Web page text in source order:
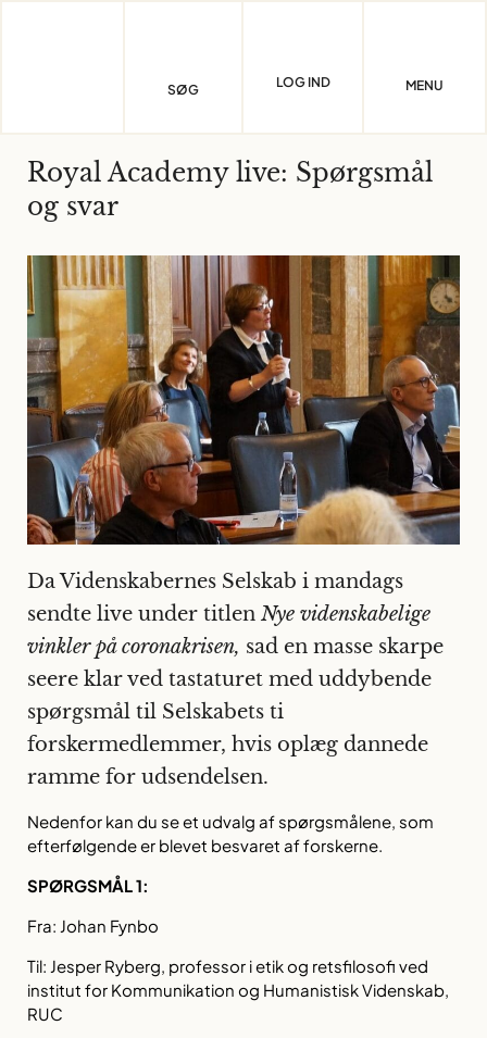
SØG LOG IND MENU
Royal Academy live: Spørgsmål
og svar
Da Videnskabernes Selskab i mandags
sendte live under titlen Nye videnskabelige
vinkler på coronakrisen, sad en masse skarpe
seere klar ved tastaturet med uddybende
spørgsmål til Selskabets ti
forskermedlemmer, hvis oplæg dannede
ramme for udsendelsen.
Nedenfor kan du se et udvalg af spørgsmålene, som
efterfølgende er blevet besvaret af forskerne.
SPØRGSMÅL 1:
Fra: Johan Fynbo
Til: Jesper Ryberg, professor i etik og retsfilosofi ved
institut for Kommunikation og Humanistisk Videnskab,
RUC